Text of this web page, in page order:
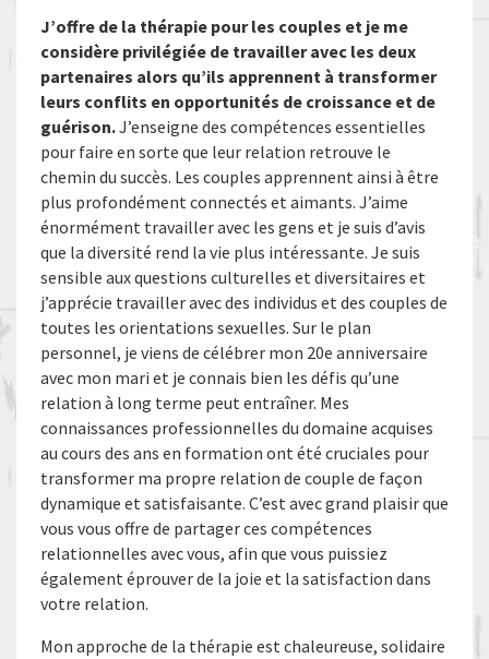
J’offre de la thérapie pour les couples et je me
considère privilégiée de travailler avec les deux
partenaires alors qu’ils apprennent à transformer
leurs conflits en opportunités de croissance et de
guérison.J’enseigne des compétences essentielles
pour faire en sorte que leur relation retrouve le
chemin du succès. Les couples apprennent ainsi à être
plus profondément connectés et aimants. J’aime
énormément travailler avec les gens et je suis d’avis
que la diversité rend la vie plus intéressante. Je suis
sensible aux questions culturelles et diversitaires et
j’apprécie travailler avec des individus et des couples de
toutes les orientations sexuelles. Sur le plan
personnel, je viens de célébrer mon 20e anniversaire
avec mon mari et je connais bien les défis qu’une
relation à long terme peut entraîner. Mes
connaissances professionnelles du domaine acquises
au cours des ans en formation ont été cruciales pour
transformer ma propre relation de couple de façon
dynamique et satisfaisante. C’est avec grand plaisir que
vous vous offre de partager ces compétences
relationnelles avec vous, afin que vous puissiez
également éprouver de la joie et la satisfaction dans
votre relation.
Mon approche de la thérapie est chaleureuse, solidaire